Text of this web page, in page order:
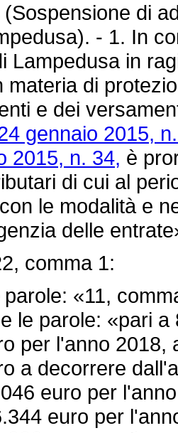
di
- 1. In
Lampedusa in
materia di
e dei
gennaio 2015,
2015, n. 34, è
di cui al
le modalità e
delle
comma 1:
«11,
le parole: «pari
per l'anno
a decorrere
euro per
euro per